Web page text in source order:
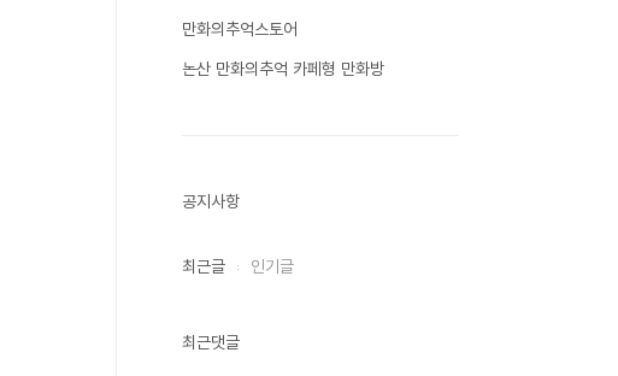
만화의추억스토어
논산 만화의추억 카페형 만화방
공지사항
최근글 인기글
최근댓글